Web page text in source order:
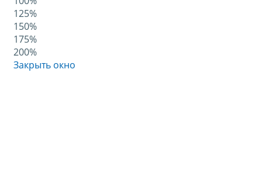
125%
150%
175%
200%
Закрыть окно